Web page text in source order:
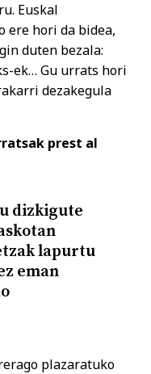
Euskal
hori da bidea,
duten bezala:
ek… Gu urrats hori
dezakegula
prest al
dizkigute
lapurtu
eman
plazaratuko